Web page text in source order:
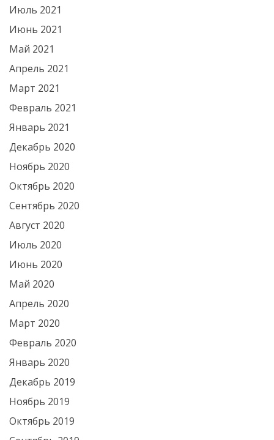
Июль 2021
Июнь 2021
Май 2021
Апрель 2021
Март 2021
Февраль 2021
Январь 2021
Декабрь 2020
Ноябрь 2020
Октябрь 2020
Сентябрь 2020
Август 2020
Июль 2020
Июнь 2020
Май 2020
Апрель 2020
Март 2020
Февраль 2020
Январь 2020
Декабрь 2019
Ноябрь 2019
Октябрь 2019